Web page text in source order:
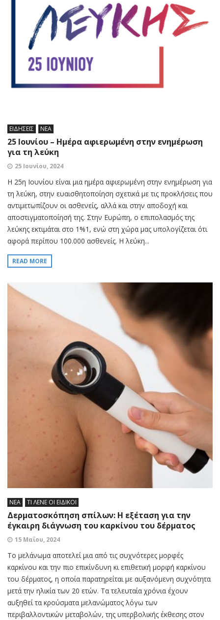
ΕΙΔΗΣΕΙΣ ΝΕΑ
25 Ιουνίου – Ημέρα αφιερωμένη στην ενημέρωση
για τη λεύκη
25 Ιουνίου, 2024
Η 25η Ιουνίου είναι μια ημέρα αφιερωμένη στην ενημέρωση για
τη λεύκη, στην ευαισθητοποίηση σχετικά με τις προκλήσεις που
αντιμετωπίζουν οι ασθενείς, αλλά και στην αποδοχή και
αποστιγματοποίησή της. Στην Ευρώπη, ο επιπολασμός της
λεύκης εκτιμάται στο 1%1, ενώ στη χώρα μας υπολογίζεται ότι
αφορά περίπου 100.000 ασθενείς. H λεύκη...
READ MORE
ΝΕΑ ΤΙ ΛΕΝΕ ΟΙ ΕΙΔΙΚΟΙ
Δερματοσκόπηση σπίλων: Η εξέταση για την
έγκαιρη διάγνωση του καρκίνου του δέρματος
15 Μαΐου, 2024
Το μελάνωμα αποτελεί μια από τις συχνότερες μορφές
καρκίνου και την πιο επικίνδυνη κι επιθετική μορφή καρκίνου
του δέρματος, η οποία παρατηρείται με αυξανόμενη συχνότητα
μετά την ηλικία των 20 ετών. Τα τελευταία χρόνια έχουν
αυξηθεί τα κρούσματα μελανώματος λόγω των
περιβαλλοντικών μεταβολών, της υπερβολικής έκθεσης στον